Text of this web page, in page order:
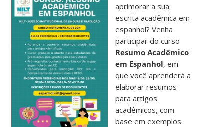
aprimorar a sua
escrita acadêmica em
espanhol? Venha
participar do curso
Resumo Acadêmico
em Espanhol, em
que você aprenderá a
elaborar resumos
para artigos
acadêmicos, com
base em exemplos